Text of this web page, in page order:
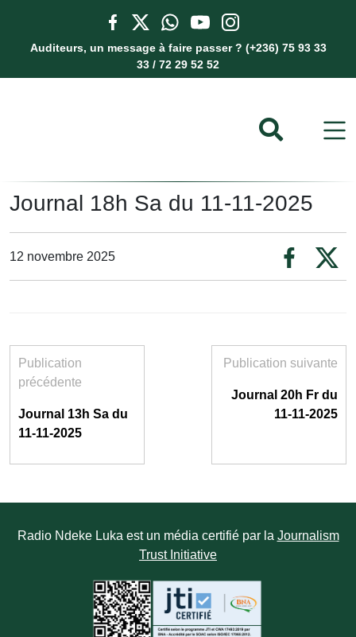
Auditeurs, un message à faire passer ? (+236) 75 93 33
33 / 72 29 52 52
Journal 18h Sa du 11-11-2025
12 novembre 2025
Publication
précédente
Journal 13h Sa du
11-11-2025
Publication suivante
Journal 20h Fr du
11-11-2025
Radio Ndeke Luka est un média certifié par la Journalism
Trust Initiative